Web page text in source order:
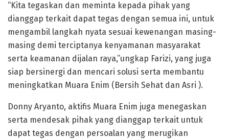
“Kita tegaskan dan meminta kepada pihak yang
dianggap terkait dapat tegas dengan semua ini, untuk
mengambil langkah nyata sesuai kewenangan masing-
masing demi terciptanya kenyamanan masyarakat
serta keamanan dijalan raya,”ungkap Farizi, yang juga
siap bersinergi dan mencari solusi serta membantu
meningkatkan Muara Enim (Bersih Sehat dan Asri ).
Donny Aryanto, aktifis Muara Enim juga menegaskan
serta mendesak pihak yang dianggap terkait untuk
dapat tegas dengan persoalan yang merugikan